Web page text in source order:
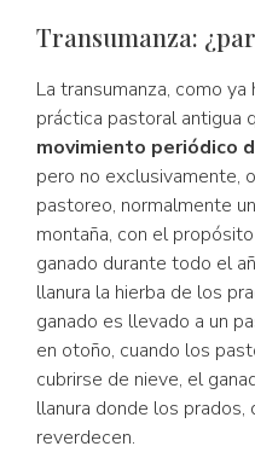
Transumanza:
La transumanza, como
práctica pastoral antigua
movimiento periódico
pero no exclusivamente,
pastoreo, normalmente
montaña, con el
ganado durante todo el
llanura la hierba de los
ganado es llevado a un
en otoño, cuando los
cubrirse de nieve, el
llanura donde los
reverdecen.